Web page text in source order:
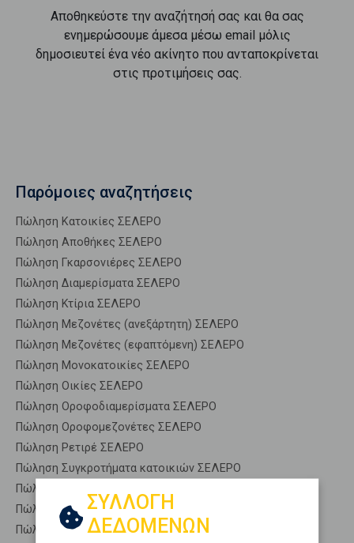
Αποθηκεύστε την αναζήτησή σας και θα σας
ενημερώσουμε άμεσα μέσω email μόλις
δημοσιευτεί ένα νέο ακίνητο που ανταποκρίνεται
στις προτιμήσεις σας.
Παρόμοιες αναζητήσεις
Πώληση Κατοικίες ΣΕΛΕΡΟ
Πώληση Αποθήκες ΣΕΛΕΡΟ
Πώληση Γκαρσονιέρες ΣΕΛΕΡΟ
Πώληση Διαμερίσματα ΣΕΛΕΡΟ
Πώληση Κτίρια ΣΕΛΕΡΟ
Πώληση Μεζονέτες (ανεξάρτητη) ΣΕΛΕΡΟ
Πώληση Μεζονέτες (εφαπτόμενη) ΣΕΛΕΡΟ
Πώληση Μονοκατοικίες ΣΕΛΕΡΟ
Πώληση Οικίες ΣΕΛΕΡΟ
Πώληση Οροφοδιαμερίσματα ΣΕΛΕΡΟ
Πώληση Οροφομεζονέτες ΣΕΛΕΡΟ
Πώληση Ρετιρέ ΣΕΛΕΡΟ
Πώληση Συγκροτήματα κατοικιών ΣΕΛΕΡΟ
Πώληση Υπόγεια ΣΕΛΕΡΟ
Πώληση Υπόσκαφα ΣΕΛΕΡΟ
Πώληση Υπολ. υψουν ΣΕΛΕΡΟ
ΣΥΛΛΟΓΗ
ΔΕΔΟΜΕΝΩΝ